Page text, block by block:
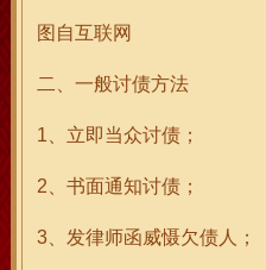
图自互联网
二、一般讨债方法
1、立即当众讨债；
2、书面通知讨债；
3、发律师函威慑欠债人；